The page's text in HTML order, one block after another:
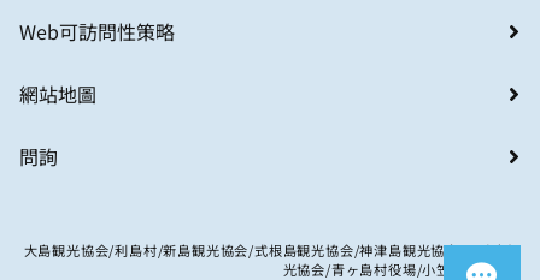
Web可訪問性策略
網站地圖
問詢
大島観光協会/利島村/新島観光協会/式根島観光協会/神津島観光協会/八丈島観
光協会/青ヶ島村役場/小笠原村観光局